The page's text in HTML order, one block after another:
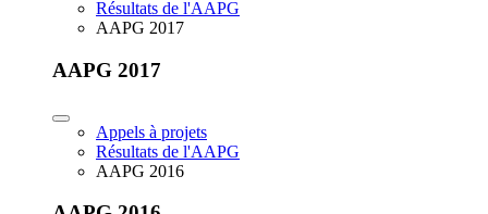
Résultats de l'AAPG
AAPG 2017
AAPG 2017
Appels à projets
Résultats de l'AAPG
AAPG 2016